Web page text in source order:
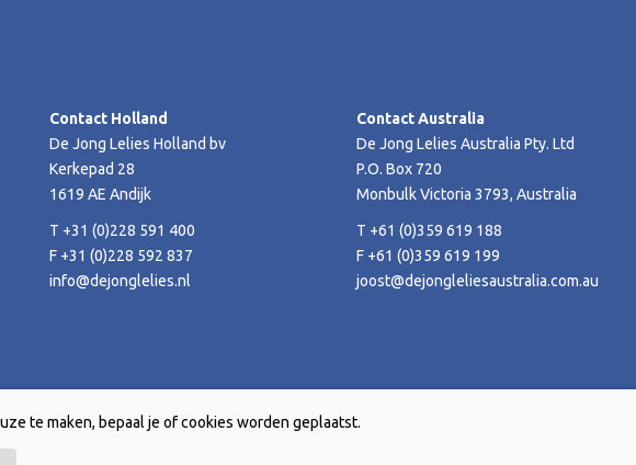
Contact Holland
De Jong Lelies Holland bv
Kerkepad 28
1619 AE Andijk
T +31 (0)228 591 400
F +31 (0)228 592 837
info@dejonglelies.nl
Contact Australia
De Jong Lelies Australia Pty. Ltd
P.O. Box 720
Monbulk Victoria 3793, Australia
T +61 (0)359 619 188
F +61 (0)359 619 199
joost@dejongleliesaustralia.com.au
te maken, bepaal je of cookies worden geplaatst.